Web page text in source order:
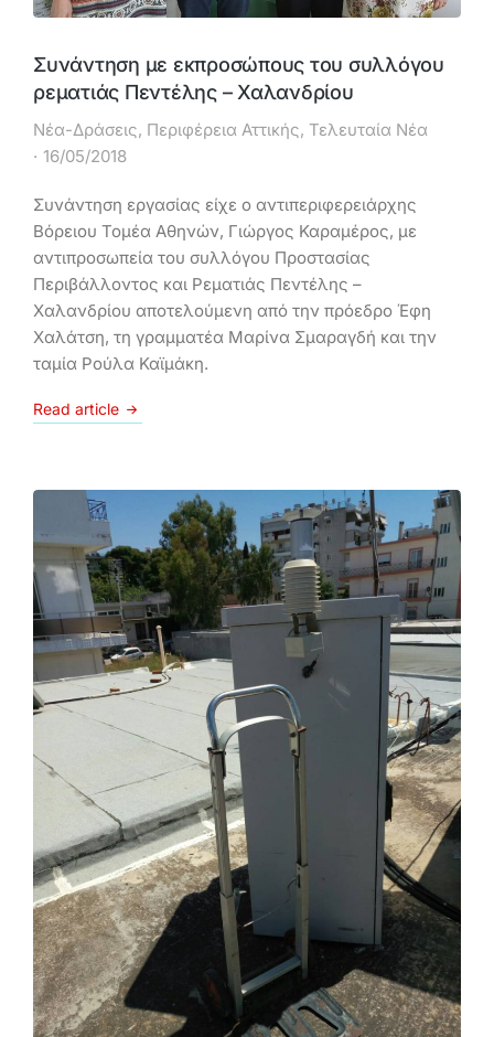
Συνάντηση με εκπροσώπους του συλλόγου
ρεματιάς Πεντέλης – Χαλανδρίου
Νέα-Δράσεις, Περιφέρεια Αττικής, Τελευταία Νέα
16/05/2018
Συνάντηση εργασίας είχε ο αντιπεριφερειάρχης
Βόρειου Τομέα Αθηνών, Γιώργος Καραμέρος, με
αντιπροσωπεία του συλλόγου Προστασίας
Περιβάλλοντος και Ρεματιάς Πεντέλης –
Χαλανδρίου αποτελούμενη από την πρόεδρο Έφη
Χαλάτση, τη γραμματέα Μαρίνα Σμαραγδή και την
ταμία Ρούλα Καϊμάκη.
Read article